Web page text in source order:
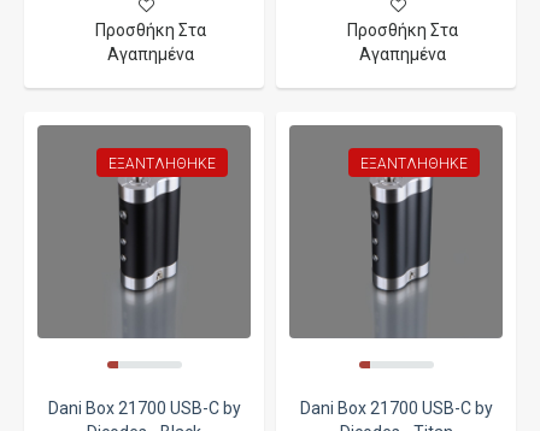
Προσθήκη Στα
Αγαπημένα
Προσθήκη Στα
Αγαπημένα
ΕΞΑΝΤΛΉΘΗΚΕ
Dani Box 21700 USB-C by
ΕΞΑΝΤΛΉΘΗΚΕ
Dani Box 21700 USB-C by